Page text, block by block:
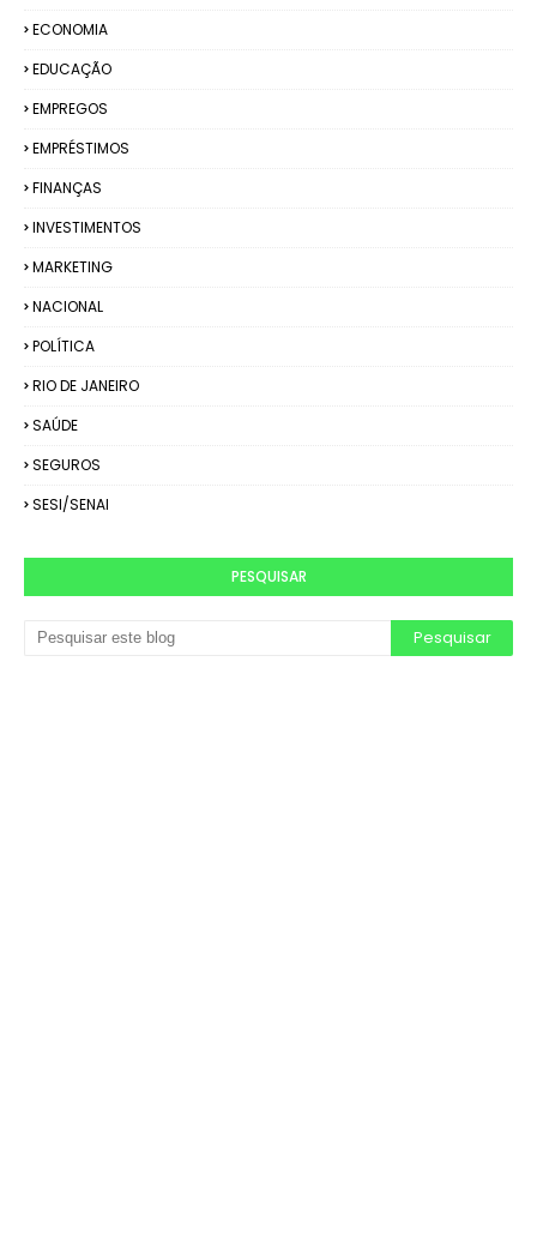
ECONOMIA
EDUCAÇÃO
EMPREGOS
EMPRÉSTIMOS
FINANÇAS
INVESTIMENTOS
MARKETING
NACIONAL
POLÍTICA
RIO DE JANEIRO
SAÚDE
SEGUROS
SESI/SENAI
PESQUISAR